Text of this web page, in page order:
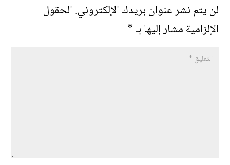
لن يتم نشر عنوان بريدك الإلكتروني.الحقول
الإلزامية مشار إليها بـ*